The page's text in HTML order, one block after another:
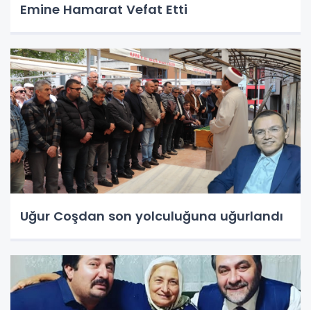
Emine Hamarat Vefat Etti
Uğur Coşdan son yolculuğuna uğurlandı